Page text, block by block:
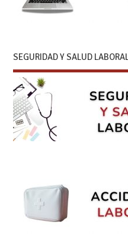
SEGURIDAD Y SALUD